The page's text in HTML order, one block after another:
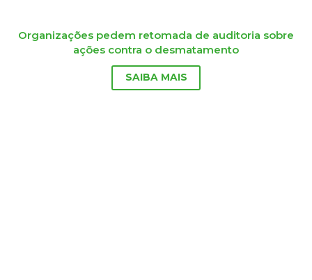
Organizações pedem retomada de auditoria sobre
ações contra o desmatamento
SAIBA MAIS